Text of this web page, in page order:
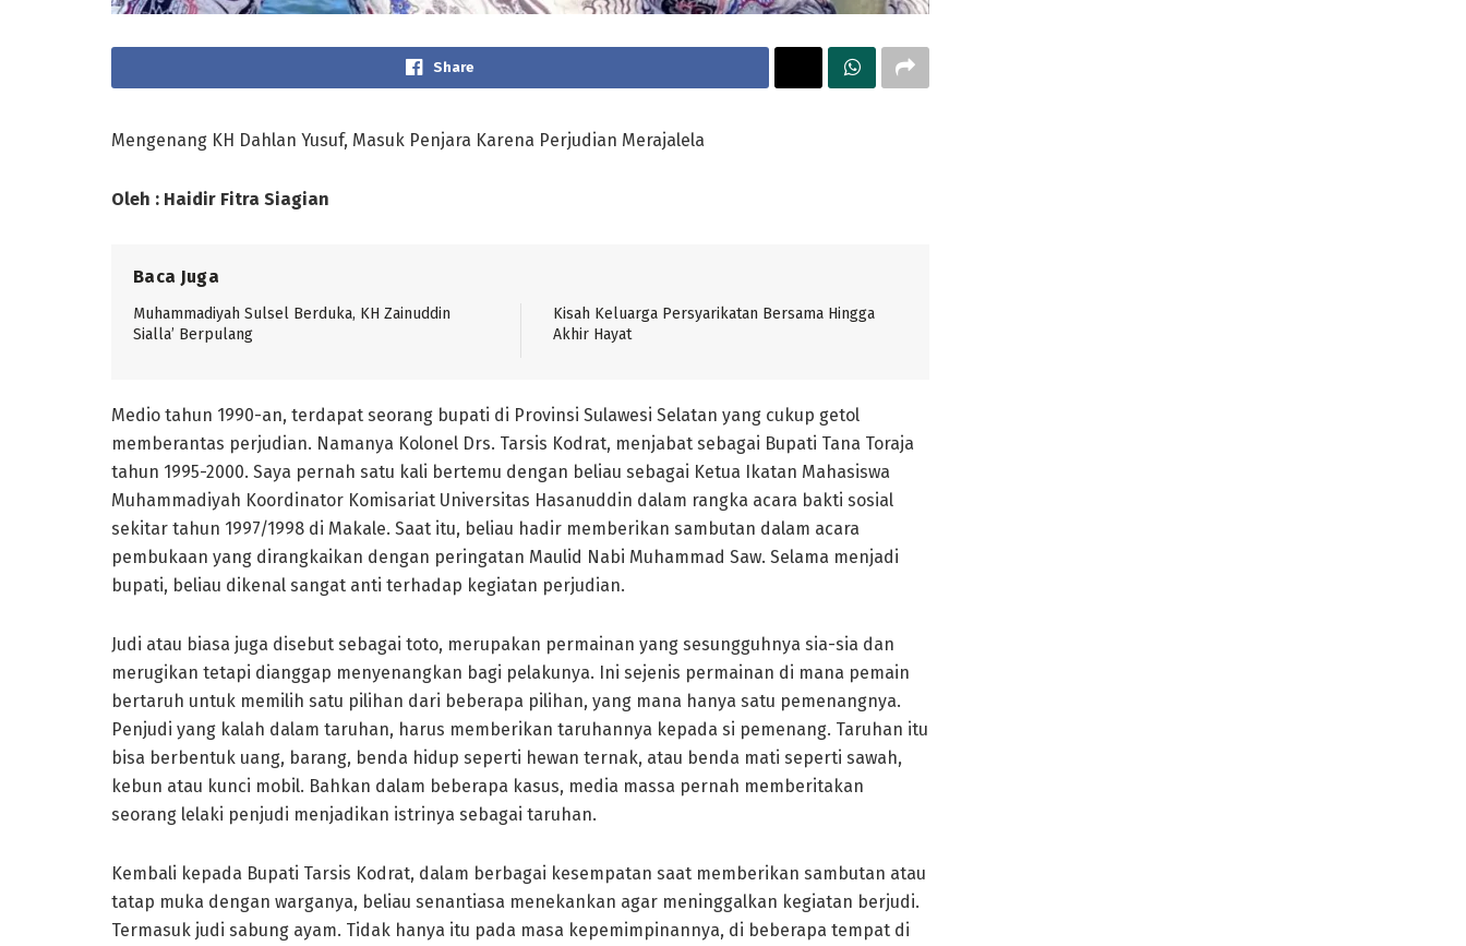
Share
Mengenang KH Dahlan Yusuf, Masuk Penjara Karena Perjudian Merajalela
Oleh : Haidir Fitra Siagian
Baca Juga
Muhammadiyah Sulsel Berduka, KH Zainuddin
Sialla’ Berpulang
Kisah Keluarga Persyarikatan Bersama Hingga
Akhir Hayat
Medio tahun 1990-an, terdapat seorang bupati di Provinsi Sulawesi Selatan yang cukup getol
memberantas perjudian. Namanya Kolonel Drs. Tarsis Kodrat, menjabat sebagai Bupati Tana Toraja
tahun 1995-2000. Saya pernah satu kali bertemu dengan beliau sebagai Ketua Ikatan Mahasiswa
Muhammadiyah Koordinator Komisariat Universitas Hasanuddin dalam rangka acara bakti sosial
sekitar tahun 1997/1998 di Makale. Saat itu, beliau hadir memberikan sambutan dalam acara
pembukaan yang dirangkaikan dengan peringatan Maulid Nabi Muhammad Saw. Selama menjadi
bupati, beliau dikenal sangat anti terhadap kegiatan perjudian.
Judi atau biasa juga disebut sebagai toto, merupakan permainan yang sesungguhnya sia-sia dan
merugikan tetapi dianggap menyenangkan bagi pelakunya. Ini sejenis permainan di mana pemain
bertaruh untuk memilih satu pilihan dari beberapa pilihan, yang mana hanya satu pemenangnya.
Penjudi yang kalah dalam taruhan, harus memberikan taruhannya kepada si pemenang. Taruhan itu
bisa berbentuk uang, barang, benda hidup seperti hewan ternak, atau benda mati seperti sawah,
kebun atau kunci mobil. Bahkan dalam beberapa kasus, media massa pernah memberitakan
seorang lelaki penjudi menjadikan istrinya sebagai taruhan.
Kembali kepada Bupati Tarsis Kodrat, dalam berbagai kesempatan saat memberikan sambutan atau
tatap muka dengan warganya, beliau senantiasa menekankan agar meninggalkan kegiatan berjudi.
Termasuk judi sabung ayam. Tidak hanya itu pada masa kepemimpinannya, di beberapa tempat di